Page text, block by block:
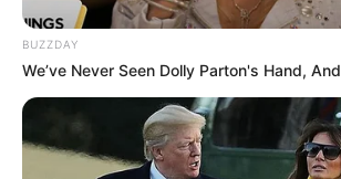
BUZZDAY
We’ve Never Seen Dolly Parton's Hand,